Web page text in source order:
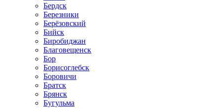
Бердск
Березники
Берёзовский
Бийск
Биробиджан
Благовещенск
Бор
Борисоглебск
Боровичи
Братск
Брянск
Бугульма